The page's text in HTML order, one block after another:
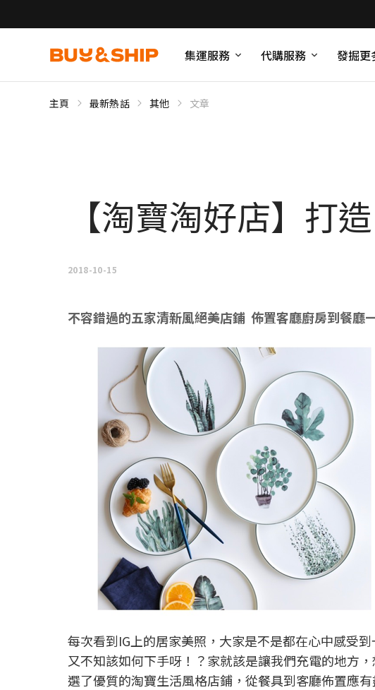
集運服務 代購服務 發掘更
主頁 最新熱話 其他 文章
【淘寶淘好店】打
2018-10-15
不容錯過的五家清新風絕美店鋪 佈置客廳廚房到餐廳
每次看到IG上的居家美照，大家是不是都在心中感受
又不知該如何下手呀！？家就該是讓我們充電的地方
選了優質的淘寶生活風格店鋪，從餐具到客廳佈置應